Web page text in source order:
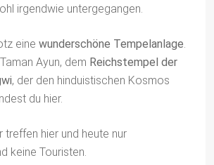
irgendwie untergegangen.
eine wunderschöne Tempelanlage.
Ayun, dem Reichstempel der
, der den hinduistischen Kosmos
du hier.
treffen hier und heute nur
keine Touristen.